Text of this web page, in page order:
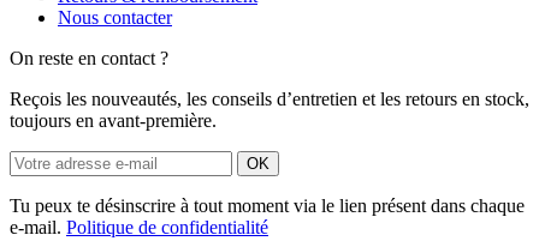
Nous contacter
On reste en contact ?
Reçois les nouveautés, les conseils d’entretien et les retours en stock,
toujours en avant-première.
OK
Tu peux te désinscrire à tout moment via le lien présent dans chaque
e-mail. Politique de confidentialité